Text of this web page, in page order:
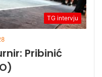
TG intervju
Pribinić